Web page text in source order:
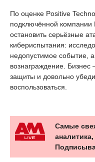
По оценке Positive
подключённой компании
остановить серьёзные
кибериспытания:
недопустимое событие,
вознаграждение.
защиты и довольно
воспользоваться.
Самые